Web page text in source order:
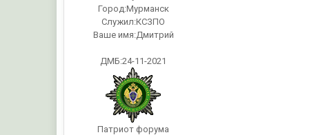
Город:Мурманск
Служил:КСЗПО
Ваше имя:Дмитрий
ДМБ:24-11-2021
Патриот форума